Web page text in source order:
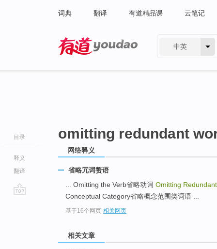
词典 翻译 有道精品课 云笔记
中英
目录
释义
翻译
omitting redundant
网络释义
省略冗词赘语
... Omitting the Verb省略动词 Omitting
Conceptual Category省略概念范围类词语 ...
基于16个网页-相关网页
相关文章